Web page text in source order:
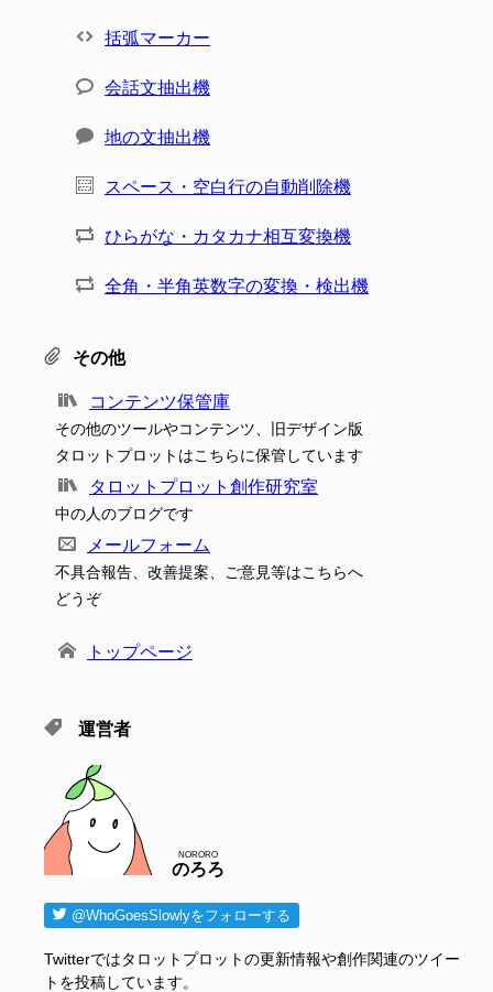
括弧マーカー
会話文抽出機
地の文抽出機
スペース・空白行の自動削除機
ひらがな・カタカナ相互変換機
全角・半角英数字の変換・検出機
その他
コンテンツ保管庫
その他のツールやコンテンツ、旧デザイン版
タロットプロットはこちらに保管しています
タロットプロット創作研究室
中の人のブログです
メールフォーム
不具合報告、改善提案、ご意見等はこちらへ
どうぞ
トップページ
運営者
のろろ
NORORO
@WhoGoesSlowlyをフォローする
Twitterではタロットプロットの更新情報や創作関連のツイー
トを投稿しています。